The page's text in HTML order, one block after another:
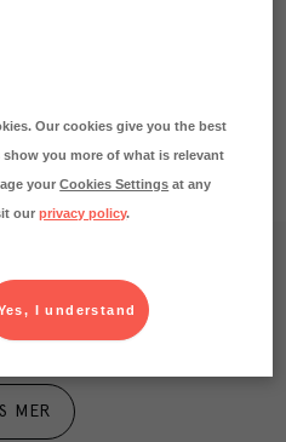
matnyttiga artiklar och
kampanjer.
MER
Our cookies give you the best
you more of what is relevant
yourCookies Settings at any
ourprivacy policy.
I understand